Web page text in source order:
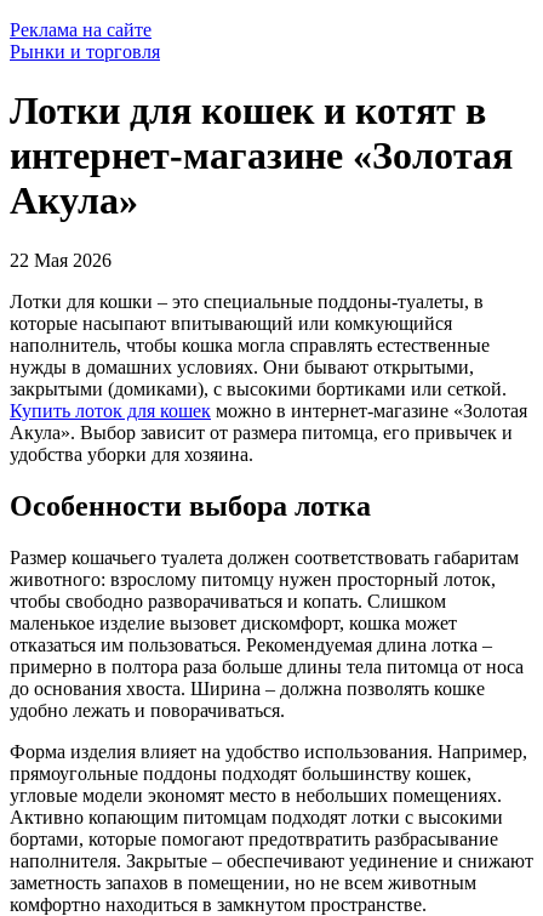
Реклама на сайте
Рынки и торговля
Лотки для кошек и котят в
интернет-магазине «Золотая
Акула»
22 Мая 2026
Лотки для кошки – это специальные поддоны‑туалеты, в
которые насыпают впитывающий или комкующийся
наполнитель, чтобы кошка могла справлять естественные
нужды в домашних условиях. Они бывают открытыми,
закрытыми (домиками), с высокими бортиками или сеткой.
Купить лоток для кошек можно в интернет-магазине «Золотая
Акула». Выбор зависит от размера питомца, его привычек и
удобства уборки для хозяина.
Особенности выбора лотка
Размер кошачьего туалета должен соответствовать габаритам
животного: взрослому питомцу нужен просторный лоток,
чтобы свободно разворачиваться и копать. Слишком
маленькое изделие вызовет дискомфорт, кошка может
отказаться им пользоваться. Рекомендуемая длина лотка –
примерно в полтора раза больше длины тела питомца от носа
до основания хвоста. Ширина – должна позволять кошке
удобно лежать и поворачиваться.
Форма изделия влияет на удобство использования. Например,
прямоугольные поддоны подходят большинству кошек,
угловые модели экономят место в небольших помещениях.
Активно копающим питомцам подходят лотки с высокими
бортами, которые помогают предотвратить разбрасывание
наполнителя. Закрытые – обеспечивают уединение и снижают
заметность запахов в помещении, но не всем животным
комфортно находиться в замкнутом пространстве.